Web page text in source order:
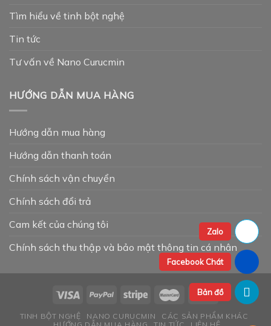
Tìm hiểu về tinh bột nghệ
Tin tức
Tư vấn về Nano Curucmin
HƯỚNG DẪN MUA HÀNG
Hướng dẫn mua hàng
Hướng dẫn thanh toán
Chính sách vận chuyển
Chính sách đổi trả
Cam kết của chúng tôi
Chính sách thu thập và bảo mật thông tin cá nhân
TINH BỘT NGHỆ NANO CURUCMIN
CÁC SẢN PHẨM KHÁC
Zalo
Facebook Chát
Bản đồ